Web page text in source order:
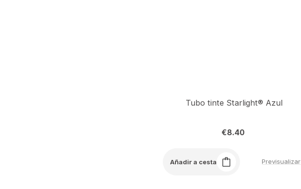
Añadir a cesta Previsualizar
Tubo tinte Starlight® Azul
€8.40